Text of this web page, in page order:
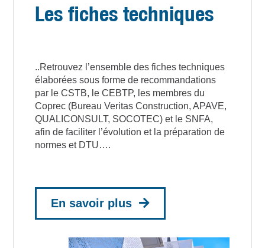
Les fiches techniques
..Retrouvez l’ensemble des fiches techniques
élaborées sous forme de recommandations
par le CSTB, le CEBTP, les membres du
Coprec (Bureau Veritas Construction, APAVE,
QUALICONSULT, SOCOTEC) et le SNFA,
afin de faciliter l’évolution et la préparation de
normes et DTU….
En savoir plus